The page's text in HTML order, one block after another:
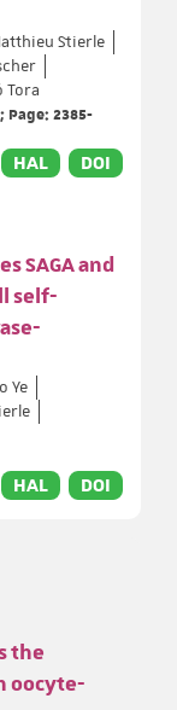
Stierle
Tora
Page: 2385-
HAL DOI
SAGA and
self-
Ye
HAL DOI
the
oocyte-